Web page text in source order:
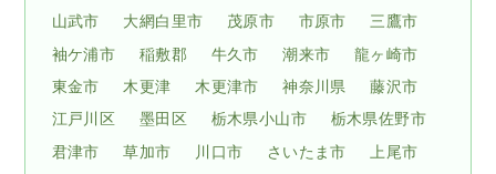
山武市
大網白里市 茂原市 市原市
三鷹市
袖ケ浦市
稲敷郡 牛久市 潮来市
龍ヶ崎市
東金市
木更津 木更津市 神奈川県
藤沢市
江戸川区
墨田区 栃木県小山市
栃木県佐野市
君津市
草加市 川口市 さいたま市
上尾市